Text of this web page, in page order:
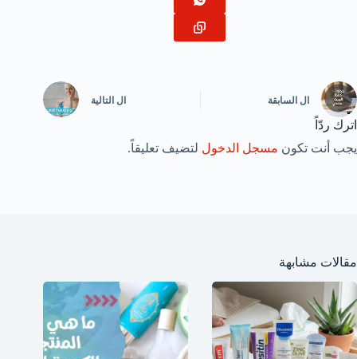
ال السابقة ال التالية
اترك ردّاً
يجب أنت تكون مسجل الدخول لتضيف تعليقاً.
مقالات مشابهة